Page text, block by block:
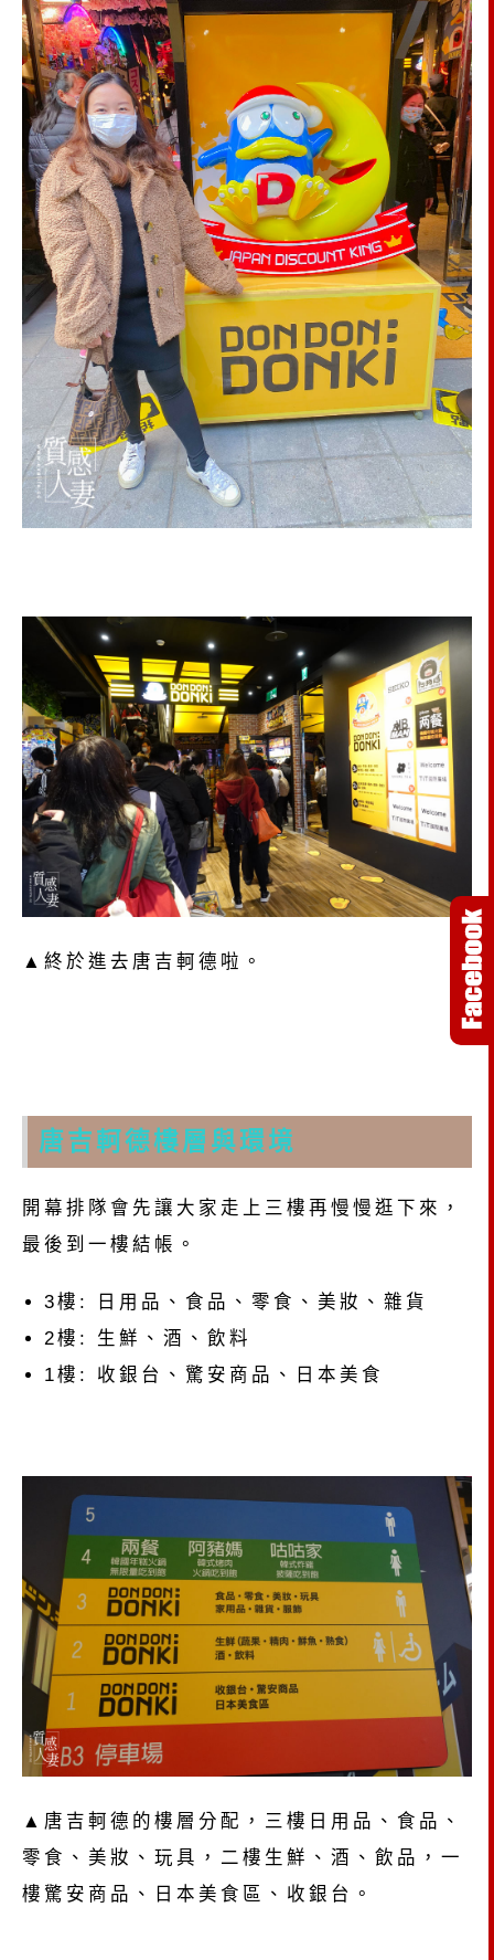
▲終於進去唐吉軻德啦。
唐吉軻德樓層與環境
開幕排隊會先讓大家走上三樓再慢慢逛下來，
最後到一樓結帳。
3樓: 日用品、食品、零食、美妝、雜貨
2樓: 生鮮、酒、飲料
1樓: 收銀台、驚安商品、日本美食
▲唐吉軻德的樓層分配，三樓日用品、食品、
零食、美妝、玩具，二樓生鮮、酒、飲品，一
樓驚安商品、日本美食區、收銀台。